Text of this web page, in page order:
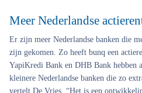
Meer Nederlandse
Er zijn meer Nederlandse banken die
zijn gekomen. Zo heeft bunq een
YapiKredi Bank en DHB Bank hebben
kleinere Nederlandse banken die zo
vertelt De Vries. “Het is een